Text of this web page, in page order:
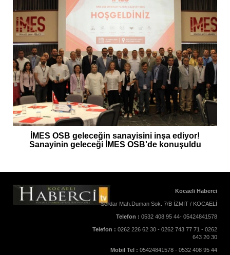
İMES OSB geleceğin sanayisini inşa ediyor!
Sanayinin geleceği İMES OSB'de konuşuldu
Kocaeli Haberci
Serdar Mah.Duman Sok. 7/B İZMİT / KOCAELİ
Telefon : 0532 408 95 44- 05424841578
Telefon : 0262 226 62 30 - 0262 743 77 71 - 0262
643 20 30
Mobil Tel : 05424841578 - 0532 408 95 44